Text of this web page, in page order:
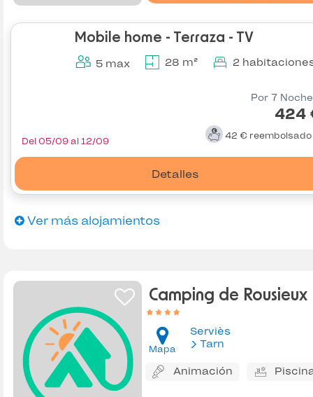
Mobile home - Terraza - TV
5 max 28 m² 2
Por 7
424
42 € reembolsado
Detalles
Del 05/09 al 12/09
Ver más alojamientos
Camping de Rousieux
Mapa
Serviès
Tarn
Animación